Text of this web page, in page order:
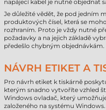
napájecí kabel je nutné objednat
Je důležité vědět, že pod jedním
produktových čísel, která se
rozhraním. Proto je vždy nutné
požadavky a na jejich základě
předešlo chybným objednávkám.
NÁVRH ETIKET A
Pro návrh etiket k tiskárně
kterým snadno vytvoříte vzhled
Windows ovladač, který
založeného na systému Windows.